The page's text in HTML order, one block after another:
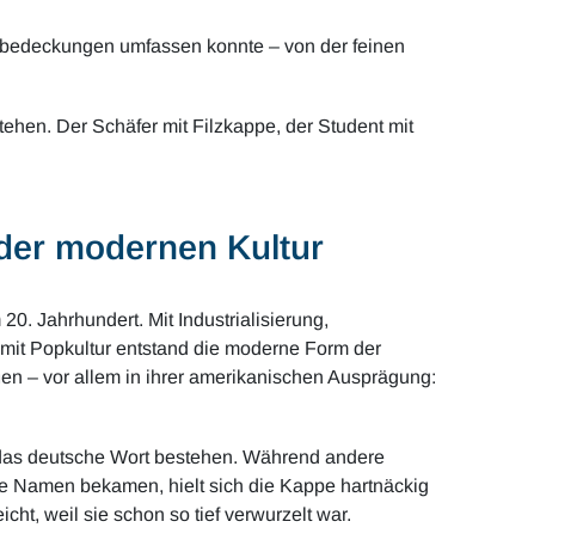
umfassen konnte – von der feinen
Der Schäfer mit Filzkappe, der Student mit
modernen Kultur
Jahrhundert. Mit Industrialisierung,
Popkultur entstand die moderne Form der
– vor allem in ihrer amerikanischen Ausprägung:
deutsche Wort bestehen. Während andere
Namen bekamen, hielt sich die Kappe hartnäckig
weil sie schon so tief verwurzelt war.